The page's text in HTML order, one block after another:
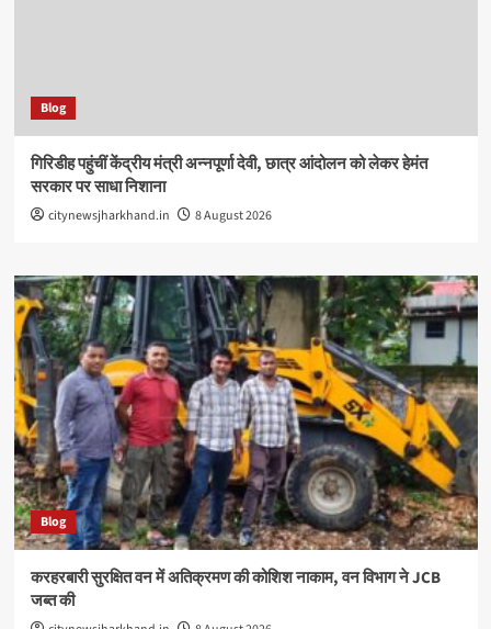
Blog
गिरिडीह पहुंचीं केंद्रीय मंत्री अन्नपूर्णा देवी, छात्र आंदोलन को लेकर हेमंत
सरकार पर साधा निशाना
citynewsjharkhand.in 8 August 2026
Blog
करहरबारी सुरक्षित वन में अतिक्रमण की कोशिश नाकाम, वन विभाग ने JCB
जब्त की